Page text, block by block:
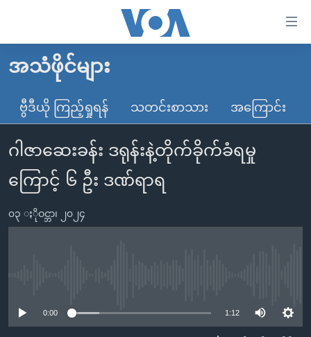
လွယ်ကူ
သည့်
Link
များ
ပင်မ
သို့
မူလစာမျက်နှာ
မြန်မာ
ကမ္ဘာ့သတင်းများ
နိုင်ငံတကာ
အမေရိကန်
အစ္စရေး-ပါလက်စတိုင်း
ဗွီဒီယို
သတင်းလွတ်လပ်ခွင့်
ရပ်ဝန်းတခု လမ်းတခု အလွန်
အင်္ဂလိပ်စာလေ့လာမယ်
အသံဖိုင်များ
ဗွီဒီယို ကြည့်ရှုရန် သတင်းစာသား အကြောင်း
ဂါဇာဆေးခန်း ဒရုန်းနဲ့တိုက်ခိုက်ခံရမှု
ကြောင့် ၆ ဦး ဒဏ်ရာရ
၀၃ ႏိုဝင္ဘာ၊ ၂၀၂၄
0:00 1:12